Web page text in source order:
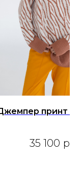
принт
35 100 р.